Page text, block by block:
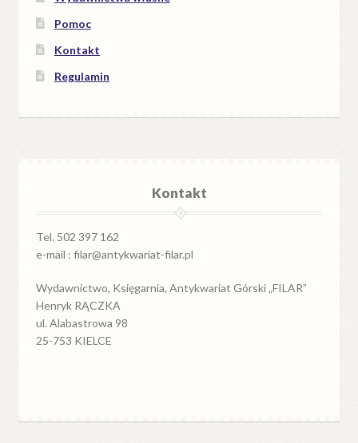
Pomoc
Kontakt
Regulamin
Kontakt
Tel. 502 397 162
e-mail : filar@antykwariat-filar.pl
Wydawnictwo, Księgarnia, Antykwariat Górski „FILAR”
Henryk RĄCZKA
ul. Alabastrowa 98
25-753 KIELCE